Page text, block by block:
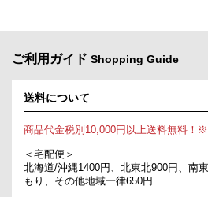
ご利用ガイド Shopping Guide
送料について
商品代金税別10,000円以上送料無料！
＜宅配便＞
北海道/沖縄1400円、北東北900円、南
もり、その他地域一律650円